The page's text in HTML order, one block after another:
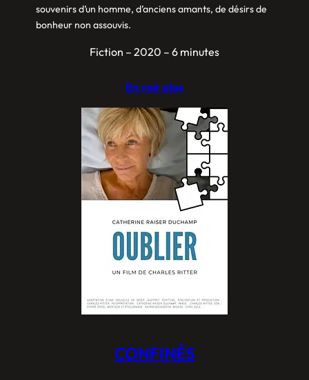
souvenirs d’un homme, d’anciens amants, de désirs de
bonheur non assouvis.
Fiction – 2020 – 6 minutes
En voir plus
CONFINÉS